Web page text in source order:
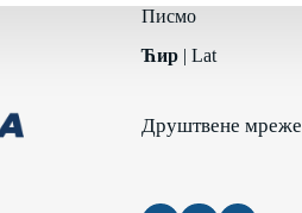
Писмо
Ћир| Lat
Друштвене мреже